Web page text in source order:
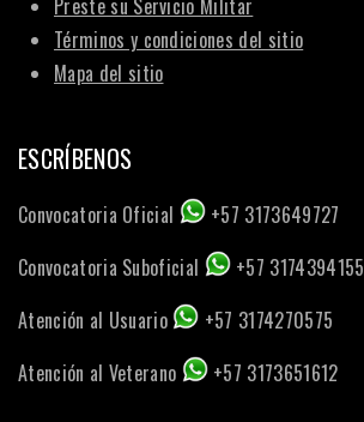
Términos y condiciones del sitio
Mapa del sitio
ESCRÍBENOS
Convocatoria Oficial
+57 3173649727
Convocatoria Suboficial
+57 3174394155
Atención al Usuario
+57 3174270575
Atención al Veterano
+57 3173651612